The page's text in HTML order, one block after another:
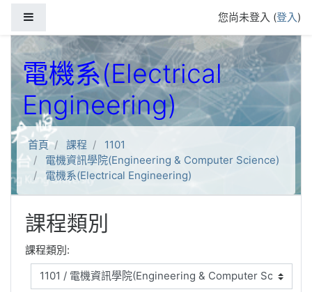
您尚未登入 (登入)
電機系(Electrical
Engineering)
首頁 課程
1101
電機資訊學院(Engineering & Computer Science)
電機系(Electrical Engineering)
課程類別
課程類別: